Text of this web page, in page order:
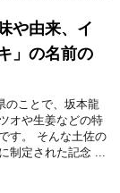
や由来、イ
」の名前の
のことで、坂本龍
オや生姜などの特
す。 そんな土佐の
制定された記念 ...